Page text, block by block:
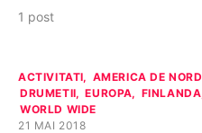
1 post
ACTIVITATI AMERICA DE NORD
DRUMETII
EUROPA FINLANDA
WORLD WIDE
21 MAI 2018